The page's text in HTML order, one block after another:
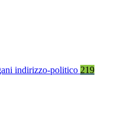
indirizzo-politico 219